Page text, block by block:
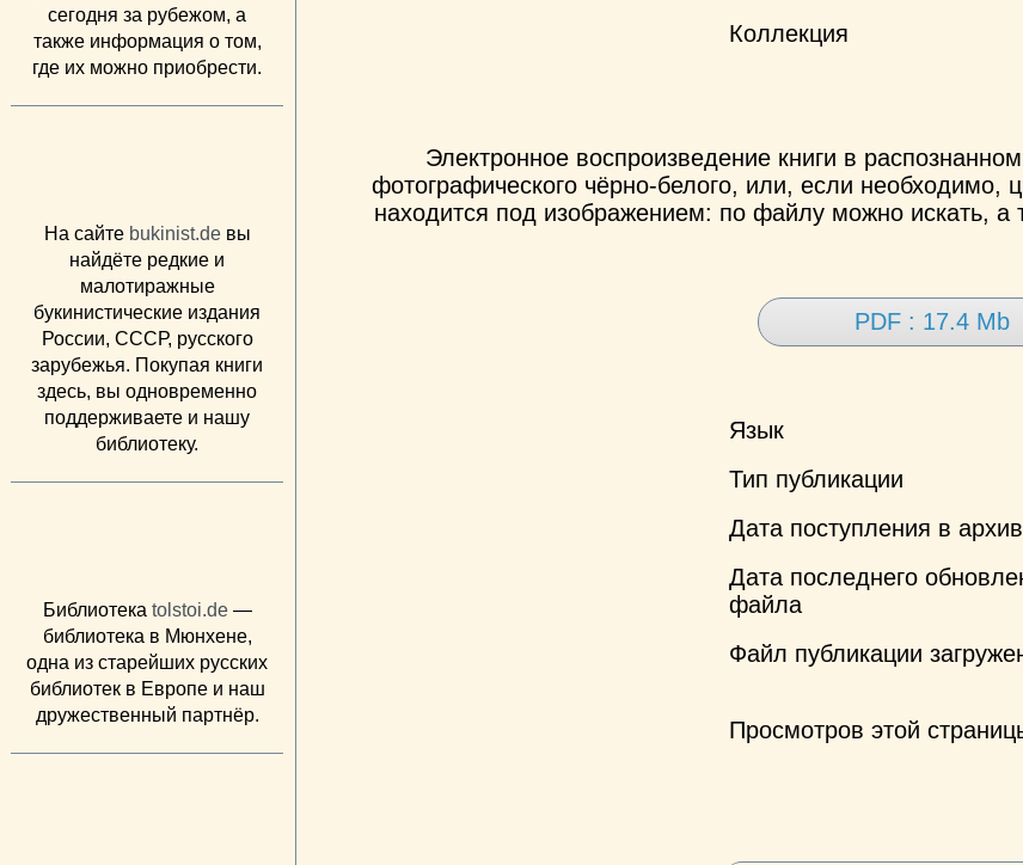
сегодня за рубежом, а
также информация о том,
где их можно приобрести.
На сайте bukinist.deвы
найдёте редкие и
малотиражные
букинистические издания
России, СССР, русского
зарубежья. Покупая книги
здесь, вы одновременно
поддерживаете и нашу
библиотеку.
Библиотека tolstoi.de—
библиотека в Мюнхене,
одна из старейших русских
библиотек в Европе и наш
дружественный партнёр.
Коллекция
Электронное воспроизведение книги в
фотографического чёрно-белого, или, если необходимо,
находится под изображением: по файлу можно искать, а
PDF : 17.4 Mb
Язык
Тип публикации
Дата поступления в архив
Дата последнего
файла
Файл публикации
Просмотров этой